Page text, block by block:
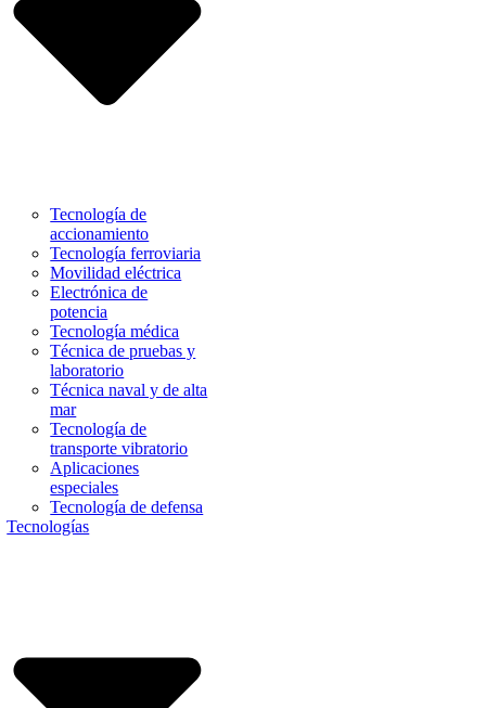
Tecnología de
accionamiento
Tecnología ferroviaria
Movilidad eléctrica
Electrónica de
potencia
Tecnología médica
Técnica de pruebas y
laboratorio
Técnica naval y de alta
mar
Tecnología de
transporte vibratorio
Aplicaciones
especiales
Tecnología de defensa
Tecnologías